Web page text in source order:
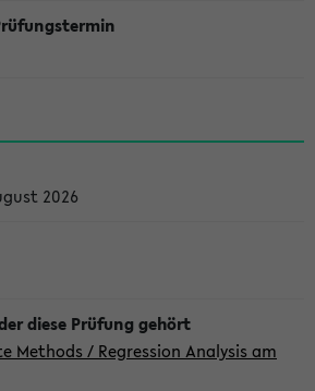
2026
Methods / Regression Analysis am